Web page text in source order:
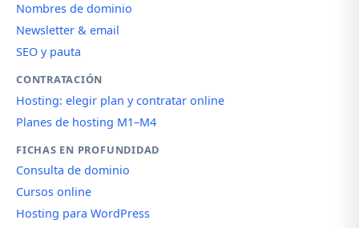
Nombres de dominio
Newsletter & email
SEO y pauta
CONTRATACIÓN
Hosting: elegir plan y contratar online
Planes de hosting M1–M4
FICHAS EN PROFUNDIDAD
Consulta de dominio
Cursos online
Hosting para WordPress